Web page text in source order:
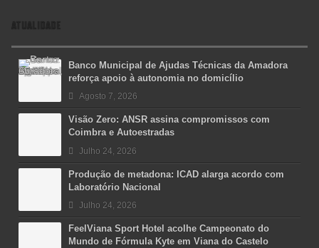
ATUALIDADE
Banco Municipal de Ajudas Técnicas da Amadora
reforça apoio à autonomia no domicílio
Agosto 7, 2026
Visão Zero: ANSR assina compromissos com
Coimbra e Autoestradas
Julho 24, 2026
Produção de metadona: ICAD alarga acordo com
Laboratório Nacional
Julho 24, 2026
FeelViana Sport Hotel acolhe Campeonato do
Mundo de Fórmula Kyte em Viana do Castelo